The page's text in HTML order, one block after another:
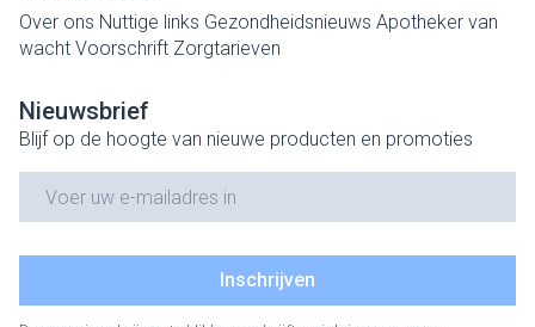
Over ons Nuttige links Gezondheidsnieuws Apotheker van
wacht Voorschrift Zorgtarieven
Nieuwsbrief
Blijf op de hoogte van nieuwe producten en promoties
Inschrijven